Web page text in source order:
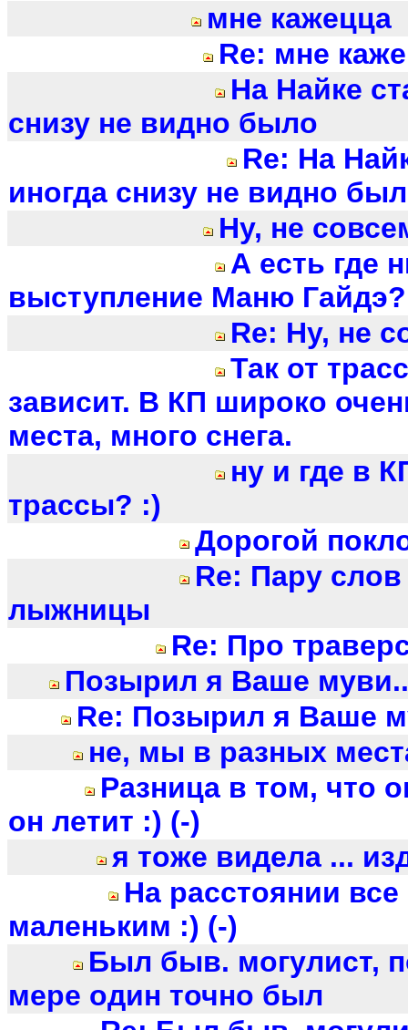
мне кажецца
Re: мне
На Найке
снизу не видно было
Re: На
иногда снизу не видно
Ну, не
А есть где
выступление Маню
Re: Ну, не
Так от
зависит. В КП широко
места, много снега.
ну и где в
трассы? :)
Дорогой
Re: Пару
лыжницы
Re: Про
Позырил я Ваше
Re: Позырил я Ваше
не, мы в разных
Разница в том, что
он летит :) (-)
я тоже видела ...
На расстоянии все
маленьким :) (-)
Был быв. могулист,
мере один точно был